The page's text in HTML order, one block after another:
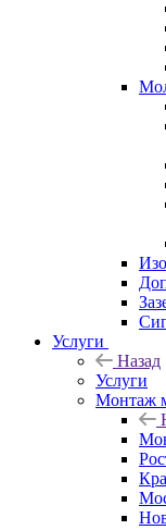
Услуги
Назад
Услуги
Монтаж